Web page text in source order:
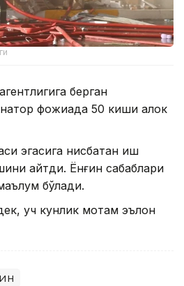
берган
фожиада 50 киши ҳалок
эгасига нисбатан иш
айтди. Ёнғин сабаблари
бўлади.
уч кунлик мотам эълон